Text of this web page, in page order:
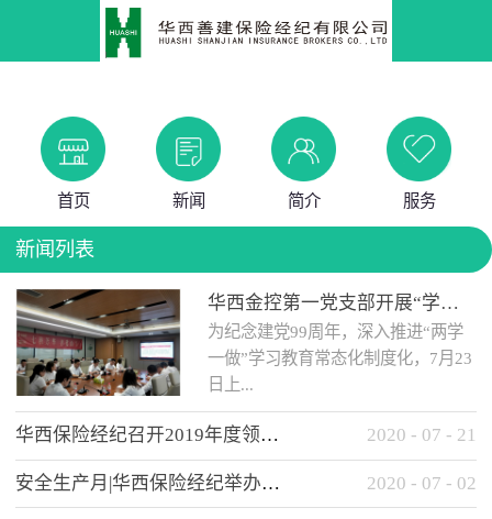
首页 新闻 简介 服务
新闻列表
华西金控第一党支部开展“学党史 知党情 做合格党员”主题教育工作会
为纪念建党99周年，深入推进“两学
一做”学习教育常态化制度化，7月23
日上...
午，华西金控第一党支部举办了“学
党史、知党情、...
华西保险经纪召开2019年度领导班子述职考核工作会 2020 - 07 - 21
安全生产月|华西保险经纪举办应急消防安全知识培训 2020 - 07 - 02